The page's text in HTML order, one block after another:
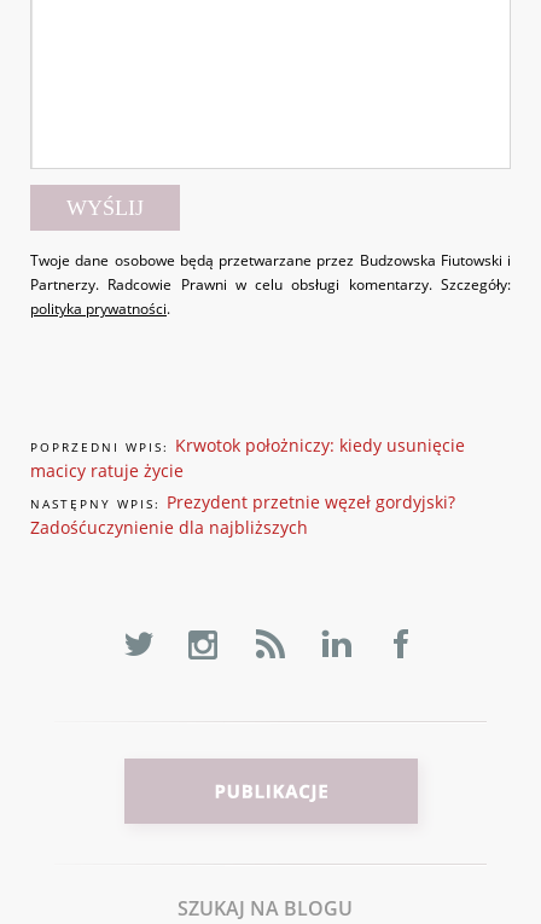
Twoje dane osobowe będą przetwarzane przez Budzowska Fiutowski i
Partnerzy. Radcowie Prawni w celu obsługi komentarzy. Szczegóły:
polityka prywatności.
POPRZEDNI WPIS: Krwotok położniczy: kiedy usunięcie
macicy ratuje życie
NASTĘPNY WPIS: Prezydent przetnie węzeł gordyjski?
Zadośćuczynienie dla najbliższych
SZUKAJ NA BLOGU